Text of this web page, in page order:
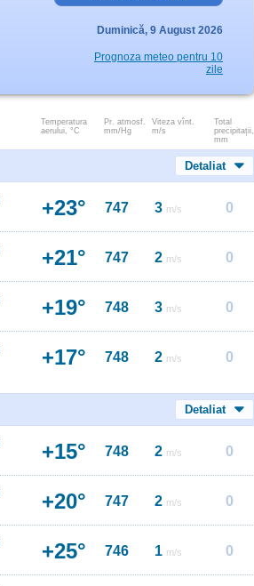
Duminică, 9 August 2026
Prognoza meteo pentru 10
zile
Temperatura
aerului, °C
Pr. atmosf.
mm/Hg
Viteza vînt.
m/s
Total
precipitații,
mm
Detaliat
+23° 747 3 m/s 0
+21° 747 2 m/s 0
+19° 748 3 m/s 0
+17° 748 2 m/s 0
Detaliat
+15° 748 2 m/s 0
+20° 747 2 m/s 0
+25° 746 1 m/s 0